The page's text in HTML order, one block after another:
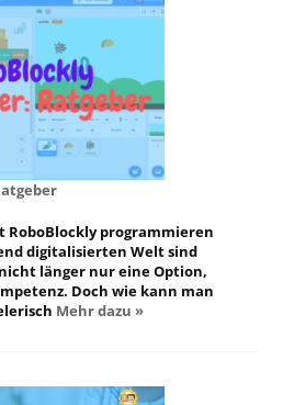
programmieren
digitalisierten Welt sind
länger nur eine Option,
Doch wie kann man
Mehr dazu »